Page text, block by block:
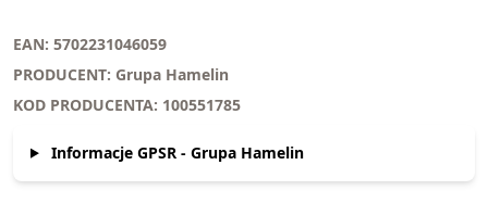
EAN: 5702231046059
PRODUCENT: Grupa Hamelin
KOD PRODUCENTA: 100551785
Informacje GPSR - Grupa Hamelin